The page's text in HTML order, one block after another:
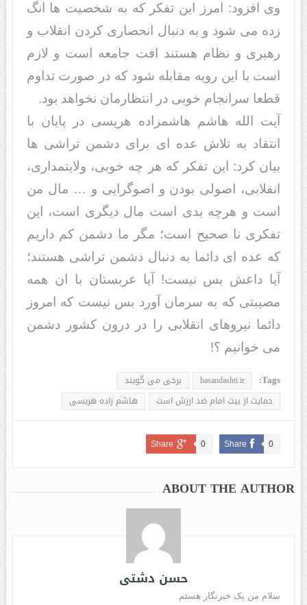
وی افزود: امرز این تفکر که به شخصیت ها انگ
زده می شود و به دنبال انحصاری کردن انقلاب و
رهبری و نظام هستند افت جامعه است و لازم
است با این رویه مقابله شود که در صورت تداوم
قطعا سرانجام خوبی در انتظارمان نخواهد بود.
آیت الله هاشم هاشمزاده هریسی در پایان با
انتقاد به تلاش عده ای برای دشمن تراشی ها
بیان کرد: این تفکر که هر چه خوبی، ولایتمداری،
انقلابی، اصولی بودن و اصوگرایی و … مال من
است و هرچه بدی است مال دیگری است، این
تفکری نا صحیح است؛ مگر ما دشمن کم داریم
که عده ای دائما به دنبال دشمن تراشی هستند؛
آیا داعش بس نیست! آیا عربستان با ان همه
مصیبتی که به سرمان آورد بس نیست که امروز
دائما نیروهای انقلابی را در درون کشور دشمن
می خوانیم ؟!
Tags:
hasandashti.ir
برخی می گویند
حمایت از بیت امام ضد ارزش است
هاشم زاده هریسی
Share 0
Share 0
ABOUT THE AUTHOR
حسن دشتی
سلام من یک خبرنگار هستم